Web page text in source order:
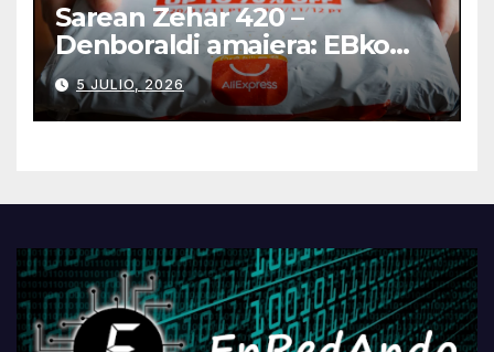
Sarean Zehar 420 –
Denboraldi amaiera: EBko
muga-zerga berriak
AliExpressi, AEBetako AAren
kontrola, Googleri behin
PlayStationeko bideojoko
5 JULIO, 2026